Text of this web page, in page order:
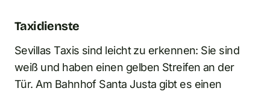
Taxidienste
Sevillas Taxis sind leicht zu erkennen: Sie sind
weiß und haben einen gelben Streifen an der
Tür. Am Bahnhof Santa Justa gibt es einen